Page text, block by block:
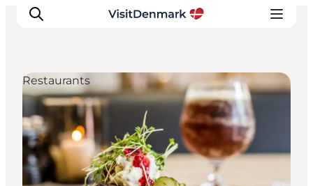
Inspiration
Resmål
Aktiviteter
Övernatta
Restaurants